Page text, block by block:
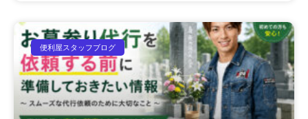
便利屋スタッフブログ